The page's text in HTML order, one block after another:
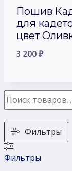
Пошив
для
цвет
3 200₽
Фильтры
Фильтры